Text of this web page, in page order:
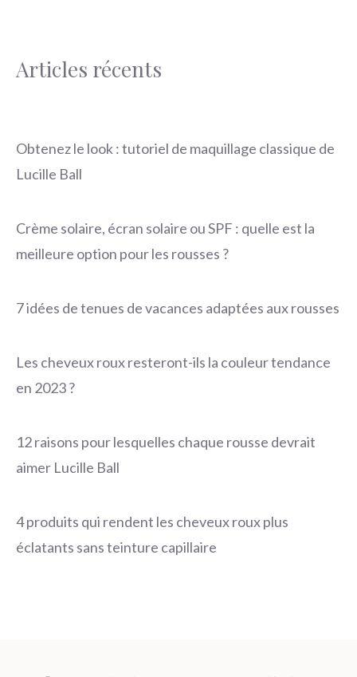
Articles récents
Obtenez le look : tutoriel de maquillage classique de
Lucille Ball
Crème solaire, écran solaire ou SPF : quelle est la
meilleure option pour les rousses ?
7 idées de tenues de vacances adaptées aux rousses
Les cheveux roux resteront-ils la couleur tendance
en 2023 ?
12 raisons pour lesquelles chaque rousse devrait
aimer Lucille Ball
4 produits qui rendent les cheveux roux plus
éclatants sans teinture capillaire